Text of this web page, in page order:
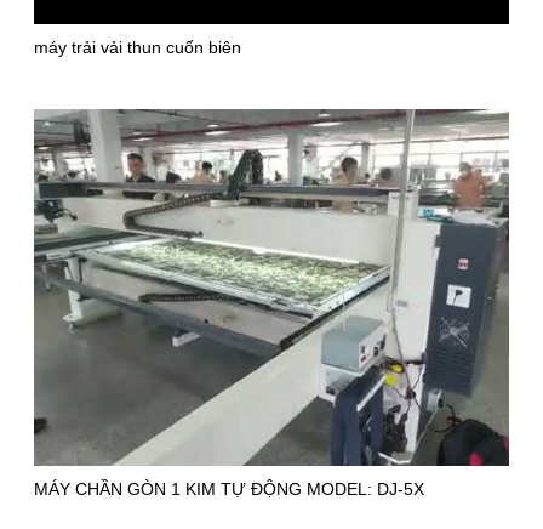
máy trải vải thun cuốn biên
MÁY CHẦN GÒN 1 KIM TỰ ĐỘNG MODEL: DJ-5X